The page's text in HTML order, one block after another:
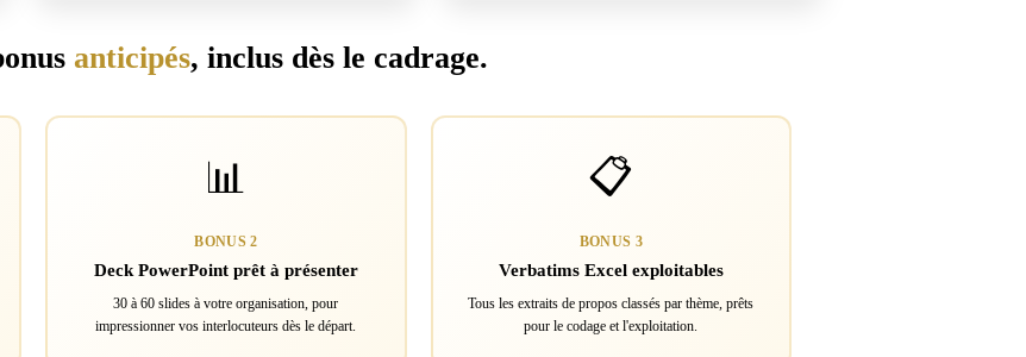
anticipés, inclus dès le cadrage.
📊
BONUS 2
Deck PowerPoint prêt à présenter
30 à 60 slides à votre organisation, pour
impressionner vos interlocuteurs dès le départ.
📋
BONUS 3
Verbatims Excel exploitables
Tous les extraits de propos classés par thème, prêts
pour le codage et l'exploitation.